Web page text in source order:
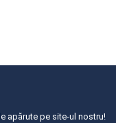
apărute pe site-ul nostru!